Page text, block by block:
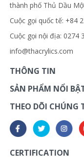
thành phố Thủ Dầu
Cuộc gọi quốc tế: +84
Cuộc gọi nội địa: 0274
info@thacrylics.com
THÔNG TIN
SẢN PHẨM NỔI
THEO DÕI CHÚNG
CERTIFICATION